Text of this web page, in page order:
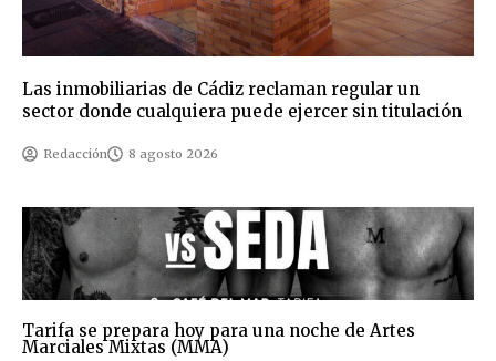
Las inmobiliarias de Cádiz reclaman regular un
sector donde cualquiera puede ejercer sin titulación
Redacción 8 agosto 2026
Tarifa se prepara hoy para una noche de Artes
Marciales Mixtas (MMA)